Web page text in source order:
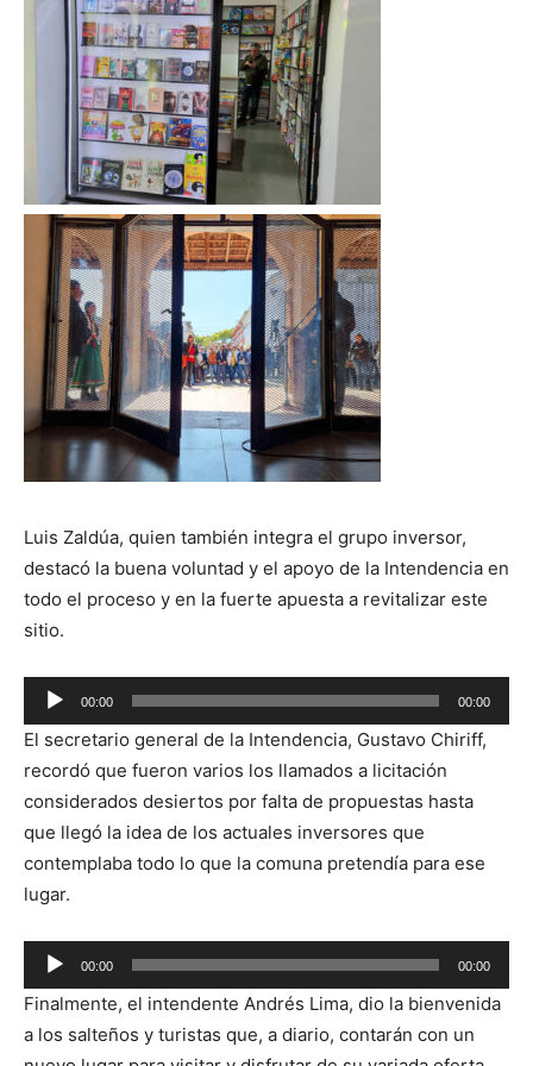
Luis Zaldúa, quien también integra el grupo inversor,
destacó la buena voluntad y el apoyo de la Intendencia en
todo el proceso y en la fuerte apuesta a revitalizar este
sitio.
e
p
r
o
d
u
c
t
r
d
e
00:00 00:00
El secretario general de la Intendencia, Gustavo Chiriff,
recordó que fueron varios los llamados a licitación
considerados desiertos por falta de propuestas hasta
que llegó la idea de los actuales inversores que
contemplaba todo lo que la comuna pretendía para ese
lugar.
e
p
r
00:00 00:00
Finalmente, el intendente Andrés Lima, dio la bienvenida
a los salteños y turistas que, a diario, contarán con un